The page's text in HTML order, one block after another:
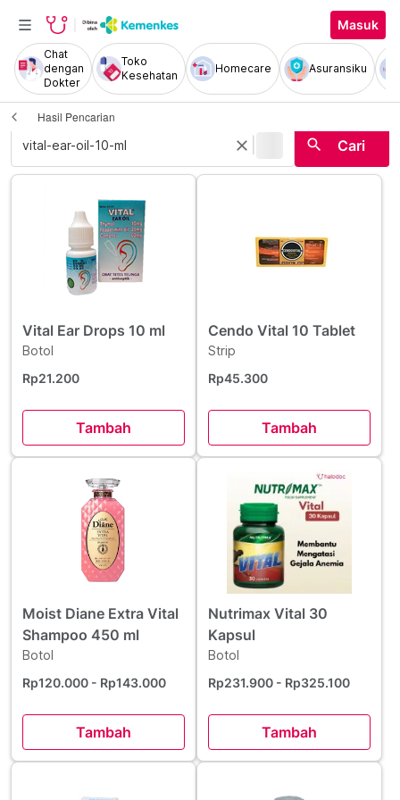
Masuk
Chat
dengan
Dokter
Toko
Kesehatan
Homecare Asuransiku
Hasil Pencarian
close search Cari
Vital Ear Drops 10 ml
Botol
Rp21.200
Tambah
Cendo Vital 10 Tablet
Strip
Rp45.300
Tambah
Moist Diane Extra Vital
Shampoo 450 ml
Botol
Rp120.000 - Rp143.000
Tambah
Nutrimax Vital 30
Kapsul
Botol
Rp231.900 - Rp325.100
Tambah